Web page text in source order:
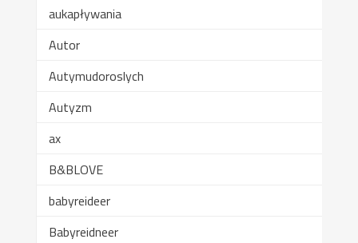
aukapływania
Autor
Autymudoroslych
Autyzm
ax
B&BLOVE
babyreideer
Babyreidneer